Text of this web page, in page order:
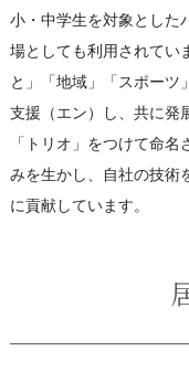
小・中学生を対象とした
場としても利用されてい
と」「地域」「スポーツ
支援（エン）し、共に発
「トリオ」をつけて命
みを生かし、自社の技術
に貢献しています。